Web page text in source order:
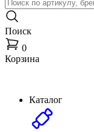
Поиск
0
Корзина
Каталог